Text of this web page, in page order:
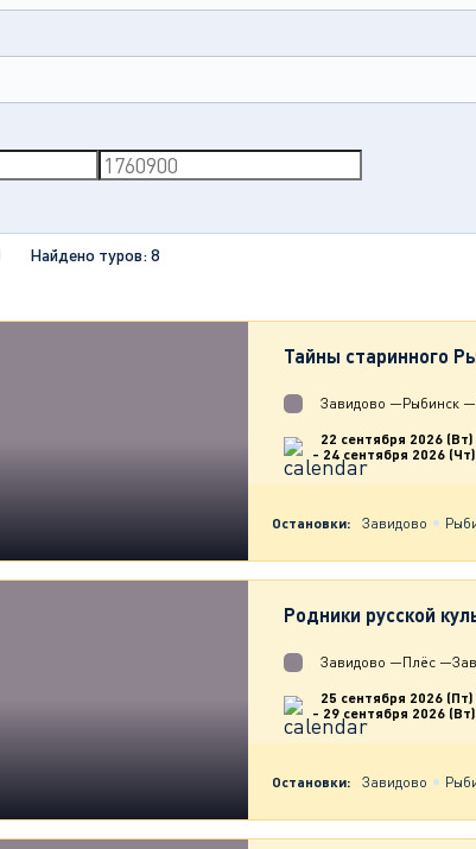
Найдено туров:8
Тайны старинного
Завидово —Рыбинск —
22 сентября 2026 (Вт)
- 24 сентября 2026 (Чт)
Остановки: Завидово
Родники русской
Завидово —Плёс —
25 сентября 2026 (Пт)
- 29 сентября 2026 (Вт)
Остановки: Завидово